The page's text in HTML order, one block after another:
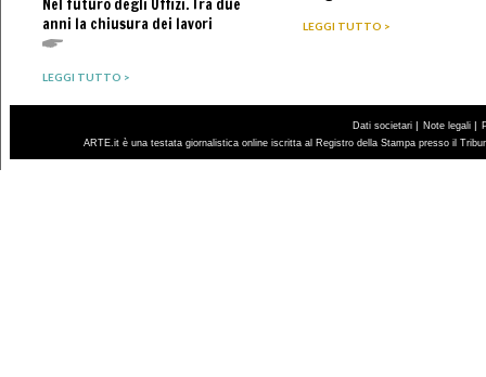
Nel futuro degli Uffizi. Tra due
anni la chiusura dei lavori
LEGGI TUTTO >
LEGGI TUTTO >
Dati societari | Note legali |
ARTE.it è una testata giornalistica online iscritta al Registro della Stampa presso il